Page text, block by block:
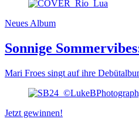
Neues Album
Sonnige
Mari Froes singt auf ihre
Jetzt gewinnen!